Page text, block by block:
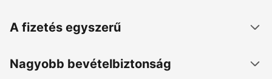
A fizetés egyszerű
Nagyobb bevételbiztonság